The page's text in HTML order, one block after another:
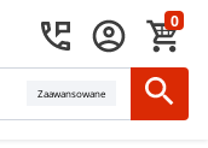
0
Zaawansowane